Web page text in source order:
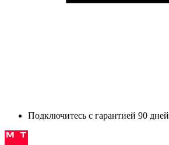
Подключитесь с гарантией 90 дней